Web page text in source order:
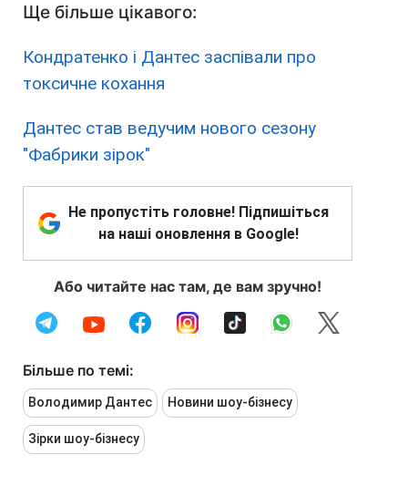
Ще більше цікавого:
Кондратенко і Дантес заспівали про
токсичне кохання
Дантес став ведучим нового сезону
"Фабрики зірок"
Не пропустіть головне! Підпишіться
на наші оновлення в Google!
Або читайте нас там, де вам зручно!
Більше по темі:
Володимир Дантес Новини шоу-бізнесу
Зірки шоу-бізнесу